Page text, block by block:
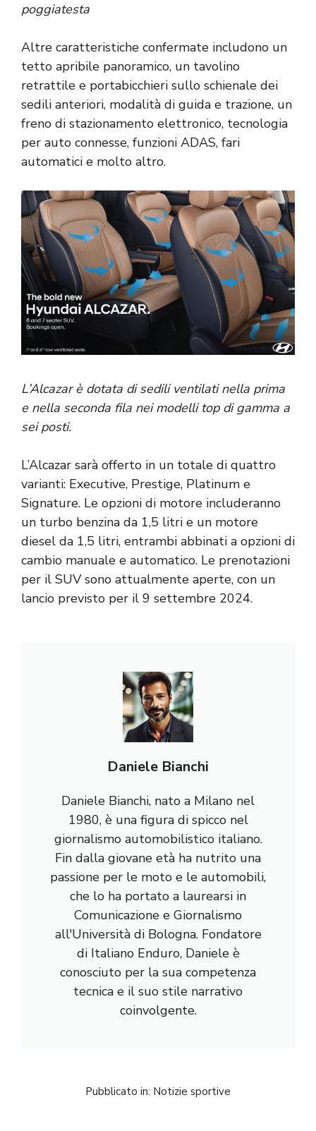
poggiatesta
Altre caratteristiche confermate includono un
tetto apribile panoramico, un tavolino
retrattile e portabicchieri sullo schienale dei
sedili anteriori, modalità di guida e trazione, un
freno di stazionamento elettronico, tecnologia
per auto connesse, funzioni ADAS, fari
automatici e molto altro.
L’Alcazar è dotata di sedili ventilati nella prima
e nella seconda fila nei modelli top di gamma a
sei posti.
L’Alcazar sarà offerto in un totale di quattro
varianti: Executive, Prestige, Platinum e
Signature. Le opzioni di motore includeranno
un turbo benzina da 1,5 litri e un motore
diesel da 1,5 litri, entrambi abbinati a opzioni di
cambio manuale e automatico. Le prenotazioni
per il SUV sono attualmente aperte, con un
lancio previsto per il 9 settembre 2024.
Daniele Bianchi
Daniele Bianchi, nato a Milano nel
1980, è una figura di spicco nel
giornalismo automobilistico italiano.
Fin dalla giovane età ha nutrito una
passione per le moto e le automobili,
che lo ha portato a laurearsi in
Comunicazione e Giornalismo
all'Università di Bologna. Fondatore
di Italiano Enduro, Daniele è
conosciuto per la sua competenza
tecnica e il suo stile narrativo
coinvolgente.
Pubblicato in: Notizie sportive